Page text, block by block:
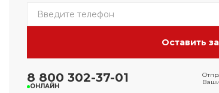
8 800 302-37-01
ОНЛАЙН